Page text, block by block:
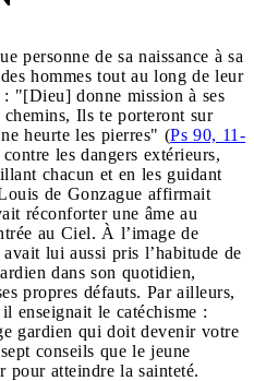
personne de sa naissance à sa
hommes tout au long de leur
"[Dieu] donne mission à ses
chemins, Ils te porteront sur
heurte les pierres" (Ps 90, 11-
les dangers extérieurs,
chacun et en les guidant
de Gonzague affirmait
réconforter une âme au
au Ciel. À l’image de
lui aussi pris l’habitude de
dans son quotidien,
propres défauts. Par ailleurs,
enseignait le catéchisme :
gardien qui doit devenir votre
conseils que le jeune
pour atteindre la sainteté.